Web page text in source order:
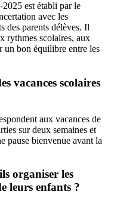
est établi par le
avec les
des parents délèves. Il
rythmes scolaires, aux
un bon équilibre entre les
vacances scolaires
aux vacances de
sur deux semaines et
pause bienvenue avant la
organiser les
leurs enfants ?